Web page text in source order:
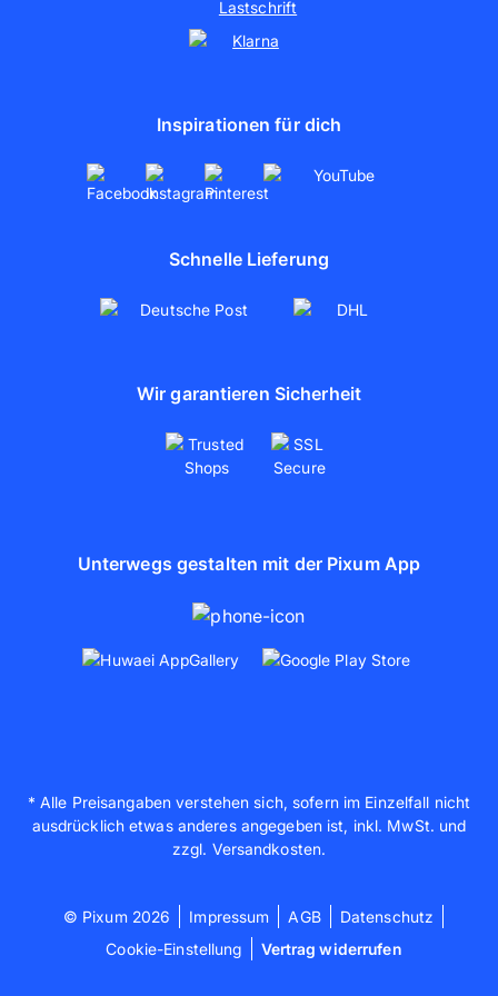
Inspirationen für dich
Schnelle Lieferung
Wir garantieren Sicherheit
Unterwegs gestalten mit der Pixum App
* Alle Preisangaben verstehen sich, sofern im Einzelfall nicht
ausdrücklich etwas anderes angegeben ist, inkl. MwSt. und
zzgl. Versandkosten.
© Pixum 2026 Impressum AGB
Datenschutz
Cookie-Einstellung
Vertrag widerrufen